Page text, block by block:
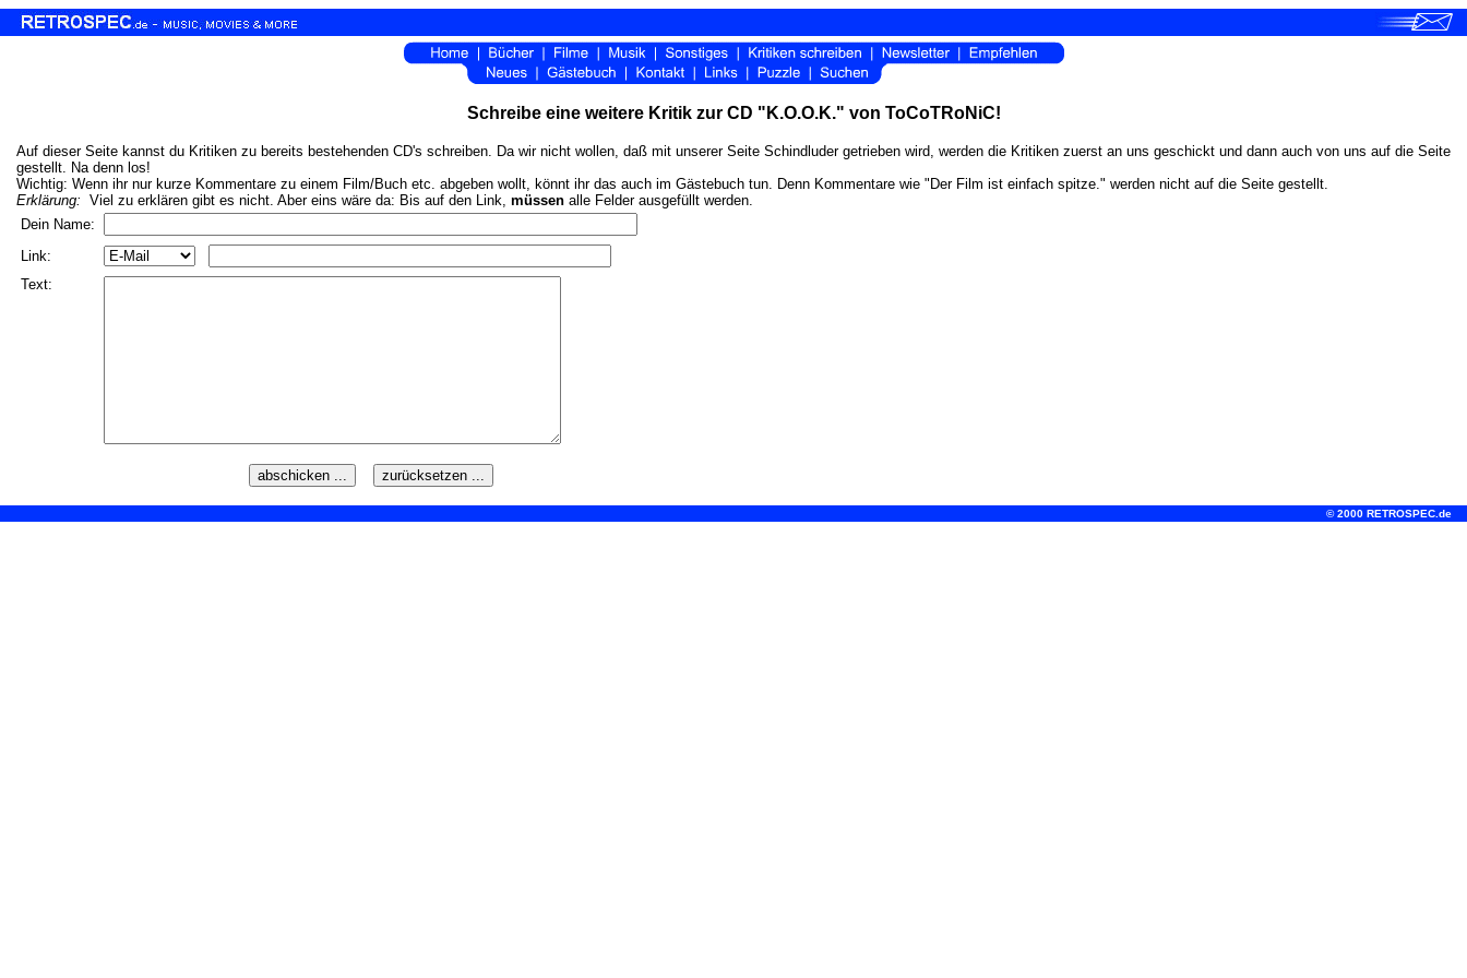
Schreibe eine weitere Kritik zur CD "K.O.O.K." von ToCoTRoNiC!
Auf dieser Seite kannst du Kritiken zu bereits bestehenden CD's schreiben. Da wir nicht wollen, daß mit unserer Seite Schindluder getrieben wird, werden die Kritiken zuerst an uns geschickt und dann auch von uns auf die Seite
gestellt. Na denn los!
Wichtig: Wenn ihr nur kurze Kommentare zu einem Film/Buch etc. abgeben wollt, könnt ihr das auch im Gästebuch tun. Denn Kommentare wie "Der Film ist einfach spitze." werden nicht auf die Seite gestellt.
Erklärung: Viel zu erklären gibt es nicht. Aber eins wäre da: Bis auf den Link, müssen alle Felder ausgefüllt werden.
Dein Name:
Link:
Text:
© 2000 RETROSPEC.de